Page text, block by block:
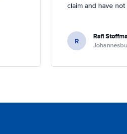
claim and have
R Rafi